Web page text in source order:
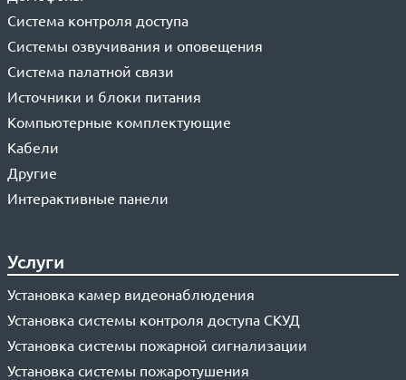
Система контроля доступа
Системы озвучивания и оповещения
Система палатной связи
Источники и блоки питания
Компьютерные комплектующие
Кабели
Другие
Интерактивные панели
Услуги
Установка камер видеонаблюдения
Установка системы контроля доступа СКУД
Установка системы пожарной сигнализации
Установка системы пожаротушения